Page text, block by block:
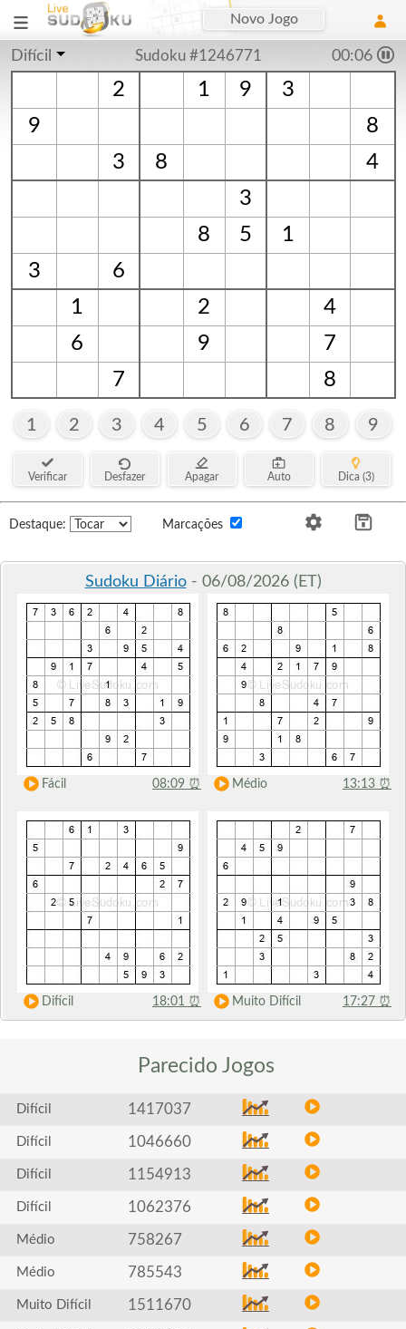
Novo Jogo
Difícil Sudoku #1246771 00:06
2 1 9
3
9
8
3
8
4
3
8
5
1
3
6
1
2
4
6
9
7
7
8
1 2 3 4 5 6 7 8 9
Verificar Desfazer Apagar Auto Dica (3)
Destaque: Marcações
Sudoku Diário- 06/08/2026 (ET)
Fácil 08:09 ⏰ Médio 13:13 ⏰
Difícil 18:01 ⏰ Muito Difícil 17:27 ⏰
Parecido Jogos
Difícil 1417037
Difícil 1046660
Difícil 1154913
Difícil 1062376
Médio 758267
Médio 785543
Muito Difícil 1511670